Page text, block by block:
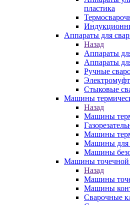
пластика
Аппараты для
Назад
Аппараты
Аппараты
Ручные
Стыковые
Машины
Назад
Машины
Машины
Машины для
Машины
Машины точечной
Назад
Машины
Машины
Сварочные